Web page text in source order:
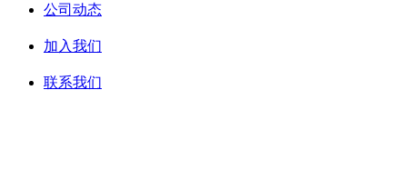
公司动态
加入我们
联系我们